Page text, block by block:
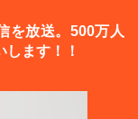
を放送。500万人
ます！！